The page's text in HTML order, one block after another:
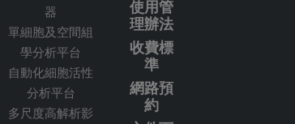
器
單細胞及空間組
學分析平台
自動化細胞活性
分析平台
多尺度高解析影
使用管
理辦法
收費標
準
網路預
約